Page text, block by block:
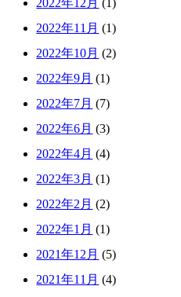
2022年12月 (1)
2022年11月 (1)
2022年10月 (2)
2022年9月 (1)
2022年7月 (7)
2022年6月 (3)
2022年4月 (4)
2022年3月 (1)
2022年2月 (2)
2022年1月 (1)
2021年12月 (5)
2021年11月 (4)